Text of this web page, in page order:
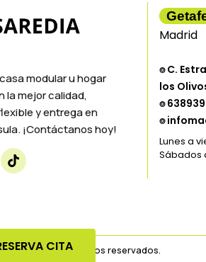
CITA
modular u hogar
la mejor calidad,
y entrega en
¡Contáctanos hoy!
Madrid
⌾ C.
los
⌾
⌾
Lunes a
Sábados
— Todos los derechos reservados.